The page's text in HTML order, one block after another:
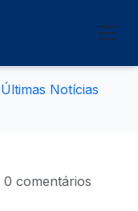
Últimas Notícias
0 comentários